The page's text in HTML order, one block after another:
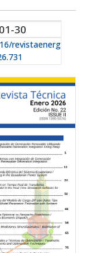
30
revistaenerg